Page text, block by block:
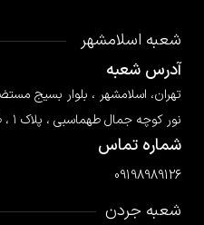
شعبه اسلامشهر
آدرس شعبه
تهران، اسلامشهر ، بلوار بسیج
نور کوچه جمال طهماسبی ، پلاک ۱ ، طبقه اول
شماره تماس
09198989126
شعبه جردن